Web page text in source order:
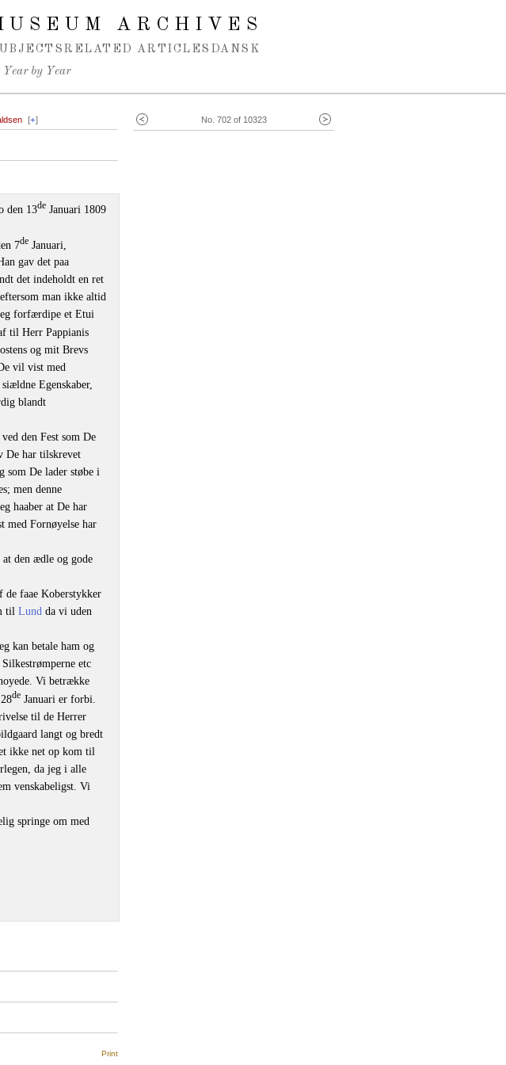
ARCHIVES
RELATED ARTICLES DANSK
Year by Year
No. 702 of 10323
[+]
den 13de Januari 1809
7de Januari,
gav det paa
det indeholdt en ret
man ikke altid
forfærdipe et Etui
til Herr Pappianis
og mit Brevs
vil vist med
Egenskaber,
blandt
den Fest som De
De har tilskrevet
som De lader støbe i
men denne
haaber at De har
med Fornøyelse har
den ædle og gode
de faae Koberstykker
til Lund da vi uden
kan betale ham og
etc
Vi betrække
de Januari er forbi.
til de Herrer
langt og bredt
ikke net op kom til
da jeg i alle
venskabeligst. Vi
springe om med
Print